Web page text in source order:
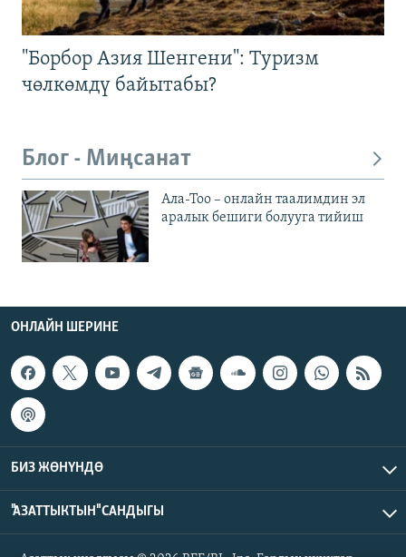
"Борбор Азия Шенгени": Туризм
чөлкөмдү байытабы?
Блог - Миңсанат
Ала-Тоо – онлайн таалимдин эл
аралык бешиги болууга тийиш
ОНЛАЙН ШЕРИНЕ
БИЗ ЖӨНҮНДӨ
"АЗАТТЫКТЫН" САНДЫГЫ